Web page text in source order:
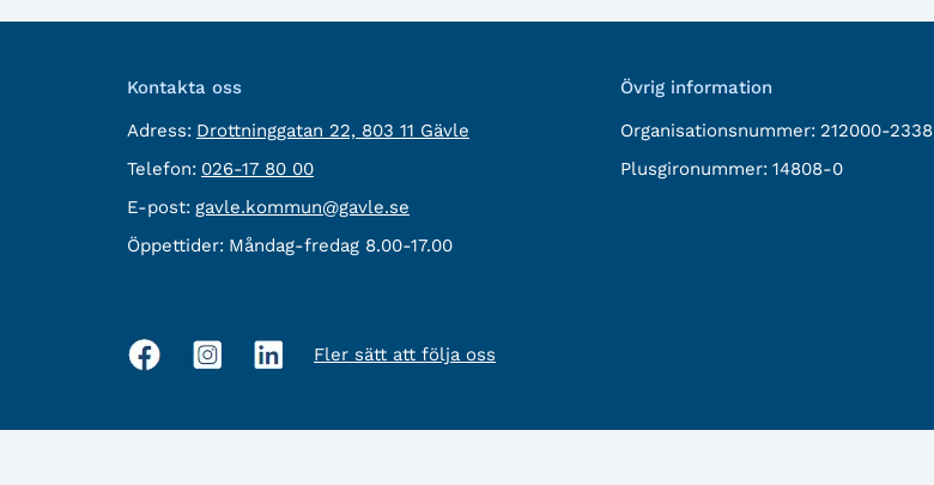
Kontakta oss
Adress: besöksadress:
Drottninggatan 22, 803 11 Gävle
Telefon: Telefon:
026-17 80 00
E-post: E-
post:
gavle.kommun@gavle.se
Öppettider: Måndag-fredag 8.00-17.00
Övrig information
Organisationsnummer: 212000-2338
Plusgironummer: 14808-0
Sociala
Fler sätt att följa oss